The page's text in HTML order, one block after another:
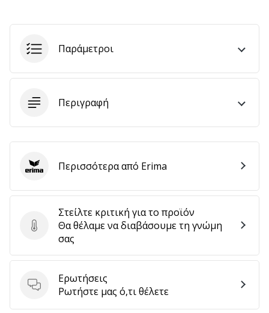
να
αποφέρουν
…
Εμφάνιση
όλων
άρθρων
Παράμετροι
Περιγραφή
Στείλτε κριτική για το προϊόν
Στείλτε κριτική για το προϊόν
Θα θέλαμε να διαβάσουμε τη γνώμη
σας
Ερωτήσεις
Ερωτήσεις
Ρωτήστε μας ό,τι θέλετε
ErimaΠερισσότερα από Erima